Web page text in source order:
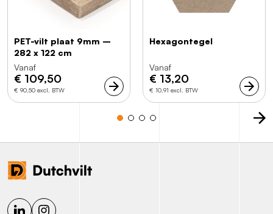
PET-vilt plaat 9mm –
282 x 122 cm
Vanaf
€ 109,50
€ 90,50 excl. BTW
Hexagontegel
Vanaf
€ 13,20
€ 10,91 excl. BTW